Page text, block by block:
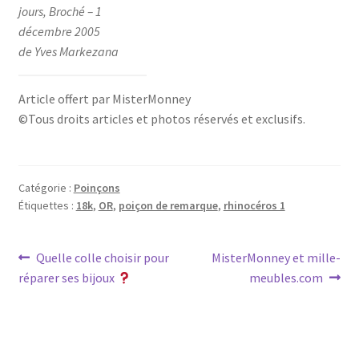
jours, Broché – 1
décembre 2005
de Yves Markezana
Article offert par MisterMonney
©Tous droits articles et photos réservés et exclusifs.
Catégorie : Poinçons
Étiquettes : 18k, OR, poiçon de remarque, rhinocéros 1
Quelle colle choisir pour
réparer ses bijoux
MisterMonney et mille-
meubles.com